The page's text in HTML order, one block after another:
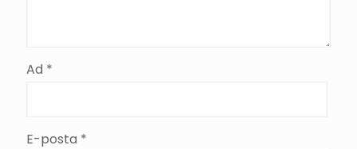
Ad *
E-posta *